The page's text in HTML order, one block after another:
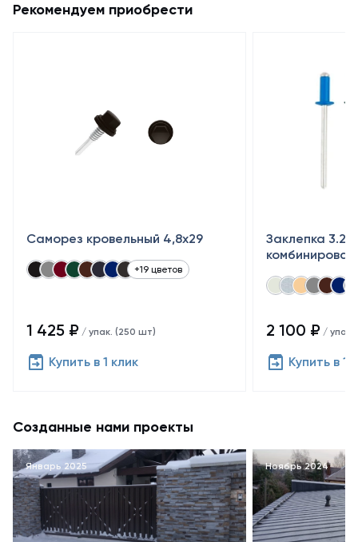
Рекомендуем приобрести
Саморез кровельный 4,8x29
+19 цветов
1 425 ₽ / упак. (250 шт)
Купить в 1 клик
Заклепка
2 100 ₽ / упак.
Купить в 1
Созданные нами проекты
Январь 2025 Ноябрь 2024